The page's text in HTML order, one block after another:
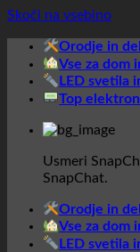
Skoči na vsebino
Orodje in
Vse za dom
LED svetila
Top
Usmeri
SnapChat.
Orodje in
Vse za dom
LED svetila